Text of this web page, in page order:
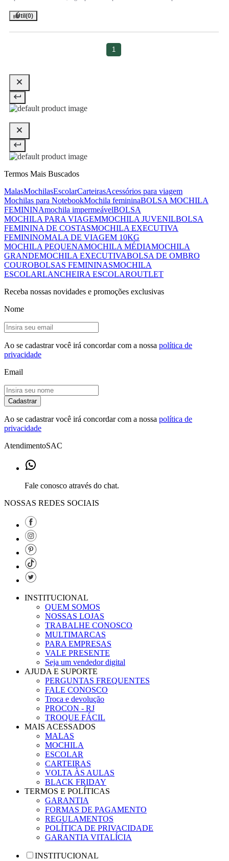
Útil (0)
1
Termos Mais Buscados
MalasMochilasEscolarCarteirasAcessórios para viagem
Mochilas para NotebookMochila femininaBOLSA MOCHILA
FEMININAmochila impermeávelBOLSA
MOCHILA PARA VIAGEMMOCHILA JUVENILBOLSA
FEMININA DE COSTASMOCHILA EXECUTIVA
FEMININOMALA DE VIAGEM 10KG
MOCHILA PEQUENAMOCHILA MÉDIAMOCHILA
GRANDEMOCHILA EXECUTIVABOLSA DE OMBRO
COUROBOLSAS FEMININASMOCHILA
ESCOLARLANCHEIRA ESCOLAROUTLET
Receba nossas novidades e promoções exclusivas
Nome
Ao se cadastrar você irá concordar com a nossa política de
privacidade
Email
Cadastrar
Ao se cadastrar você irá concordar com a nossa política de
privacidade
AtendimentoSAC
Fale conosco através do chat.
NOSSAS REDES SOCIAIS
INSTITUCIONAL
QUEM SOMOS
NOSSAS LOJAS
TRABALHE CONOSCO
MULTIMARCAS
PARA EMPRESAS
VALE PRESENTE
Seja um vendedor digital
AJUDA E SUPORTE
PERGUNTAS FREQUENTES
FALE CONOSCO
Troca e devolução
PROCON - RJ
TROQUE FÁCIL
MAIS ACESSADOS
MALAS
MOCHILA
ESCOLAR
CARTEIRAS
VOLTA ÀS AULAS
BLACK FRIDAY
TERMOS E POLÍTICAS
GARANTIA
FORMAS DE PAGAMENTO
REGULAMENTOS
POLÍTICA DE PRIVACIDADE
GARANTIA VITALÍCIA
INSTITUCIONAL